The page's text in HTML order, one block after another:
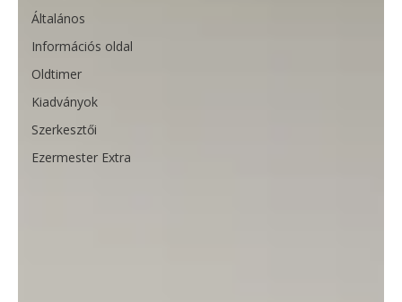
Általános
Információs oldal
Oldtimer
Kiadványok
Szerkesztői
Ezermester Extra